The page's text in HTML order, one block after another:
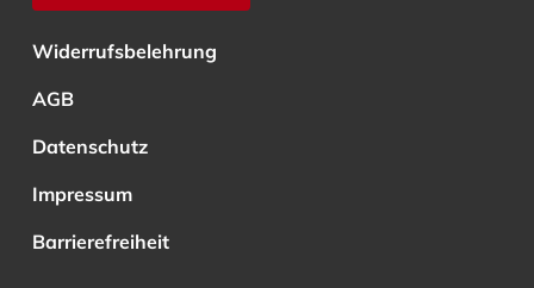
Widerrufsbelehrung
AGB
Datenschutz
Impressum
Barrierefreiheit